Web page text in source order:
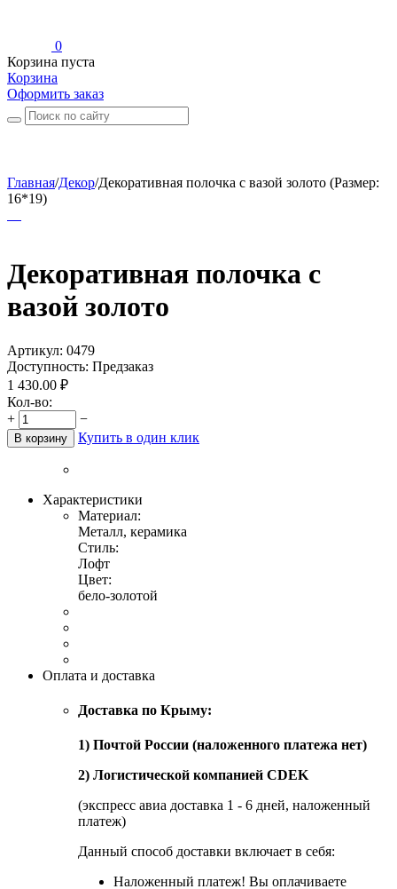
0
Корзина пуста
Корзина
Оформить заказ
Главная/Декор/Декоративная полочка с вазой золото (Размер:
16*19)
Декоративная полочка с
вазой золото
Артикул: 0479
Доступность: Предзаказ
1 430.00 ₽
Кол-во:
+
−
В корзину Купить в один клик
Характеристики
Материал:
Металл, керамика
Стиль:
Лофт
Цвет:
бело-золотой
Оплата и доставка
Доставка по Крыму:
1) Почтой России (наложенного платежа нет)
2) Логистической компанией CDEK
(экспресс авиа доставка 1 - 6 дней, наложенный
платеж)
Данный способ доставки включает в себя:
Наложенный платеж! Вы оплачиваете